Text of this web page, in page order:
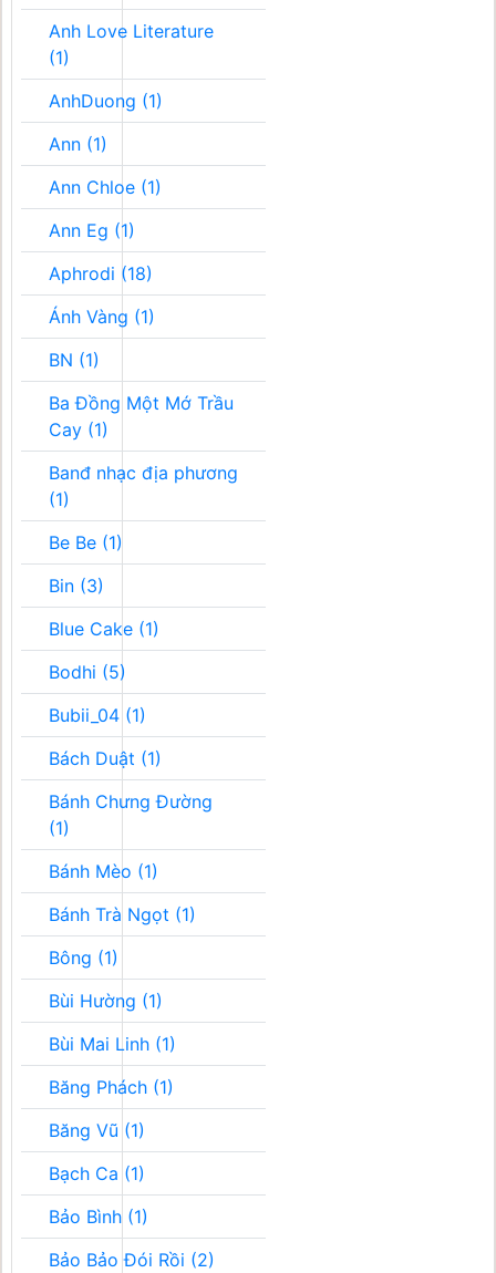
Anh Love Literature
(1)
AnhDuong (1)
Ann (1)
Ann Chloe (1)
Ann Eg (1)
Aphrodi (18)
Ánh Vàng (1)
BN (1)
Ba Đồng Một Mớ Trầu
Cay (1)
Banđ nhạc địa phương
(1)
Be Be (1)
Bin (3)
Blue Cake (1)
Bodhi (5)
Bubii_04 (1)
Bách Duật (1)
Bánh Chưng Đường
(1)
Bánh Mèo (1)
Bánh Trà Ngọt (1)
Bông (1)
Bùi Hường (1)
Bùi Mai Linh (1)
Băng Phách (1)
Băng Vũ (1)
Bạch Ca (1)
Bảo Bình (1)
Bảo Bảo Đói Rồi (2)